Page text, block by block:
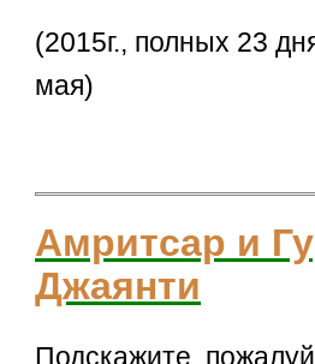
(2015г., полных 23
мая)
Амритсар и
Джаянти
Подскажите,